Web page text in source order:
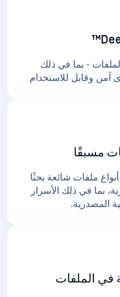
نوعًا من الملفات - بما في ذلك
آمن وقابل للاستخدام
مسبقًا
التحقق من محتوى أكثر من 110 أنواع ملفات شائعة بحثًا
بما في ذلك الأسرار
المصدرية.
في الملفات